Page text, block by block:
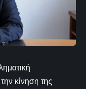
κίνηση της